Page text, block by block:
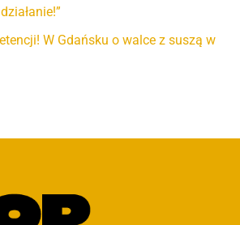
W Gdańsku o walce z suszą w